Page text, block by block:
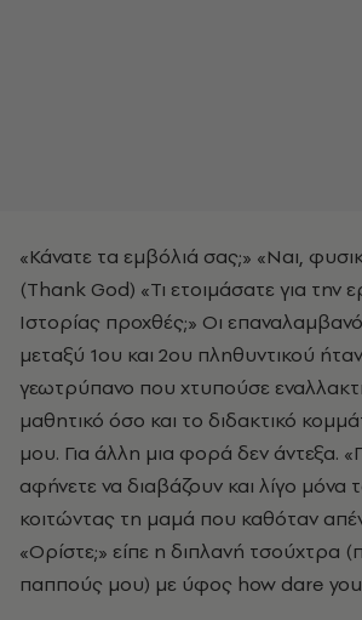
«Κάνατε τα εμβόλιά σας;» «Ναι,
(Thank God) «Τι ετοιμάσατε για την
Ιστορίας προχθές;» Οι
μεταξύ 1ου και 2ου πληθυντικού
γεωτρύπανο που χτυπούσε
μαθητικό όσο και το διδακτικό
μου. Για άλλη μια φορά δεν άντεξα.
αφήνετε να διαβάζουν και λίγο μόνα
κοιτώντας τη μαμά που καθόταν
«Ορίστε;» είπε η διπλανή τσούχτρα
παππούς μου) με ύφος how dare